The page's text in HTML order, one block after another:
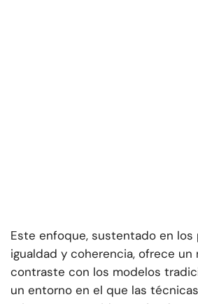
Este enfoque, sustentado en
igualdad y coherencia, ofrece un
contraste con los modelos
un entorno en el que las